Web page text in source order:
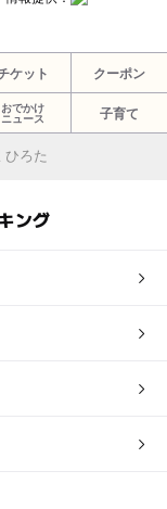
ケット クーポン
おでかけ
ニュース
子育て
ひろた
ング